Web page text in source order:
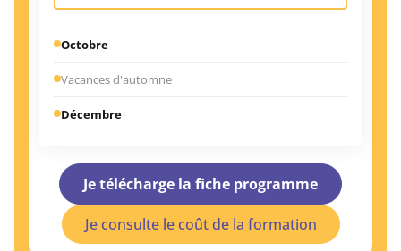
Octobre
Vacances d'automne
Décembre
Je télécharge la fiche programme
Je consulte le coût de la formation